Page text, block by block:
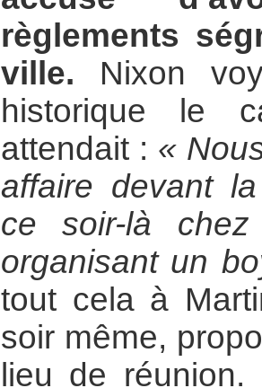
règlements
ville. Nixon
historique le
attendait : «
affaire devant
ce soir-là
organisant un
tout cela à
soir même,
lieu de